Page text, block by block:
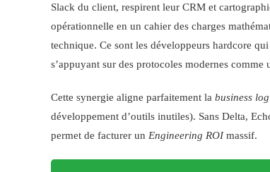
Slack du client, respirent leur CRM et
opérationnelle en un cahier des charges
technique. Ce sont les développeurs hardcore
s’appuyant sur des protocoles modernes comme
Cette synergie aligne parfaitement la business
développement d’outils inutiles). Sans Delta,
permet de facturer un Engineering ROImassif.